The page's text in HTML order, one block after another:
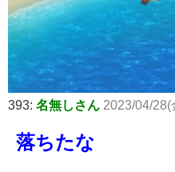
393: 名無しさん 2023/04/28(
落ちたな